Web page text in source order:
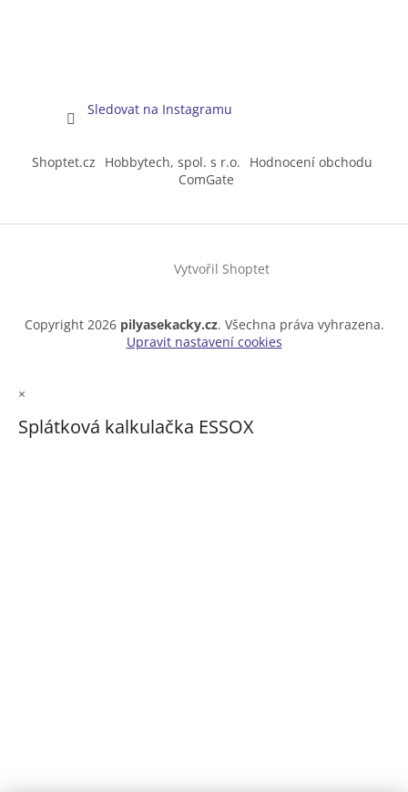
Sledovat na Instagramu
Shoptet.cz Hobbytech, spol. s r.o.
Hodnocení obchodu
ComGate
Vytvořil Shoptet
Copyright 2026 pilyasekacky.cz. Všechna práva vyhrazena.
Upravit nastavení cookies
×
Splátková kalkulačka ESSOX